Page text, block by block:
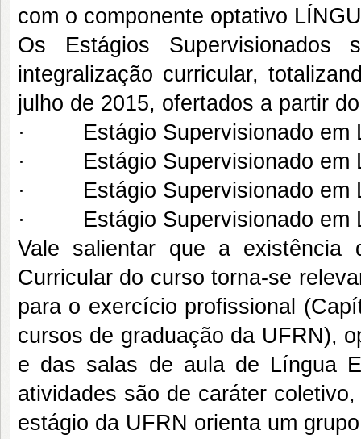
com o componente optativo
Os Estágios Supervisionados
integralização curricular,
julho de 2015, ofertados a partir
· Estágio Supervisionado em
· Estágio Supervisionado em
· Estágio Supervisionado em
· Estágio Supervisionado em
Vale salientar que a existência
Curricular do curso torna-se
para o exercício profissional
cursos de graduação da UFRN),
e das salas de aula de Língua
atividades são de caráter
estágio da UFRN orienta um